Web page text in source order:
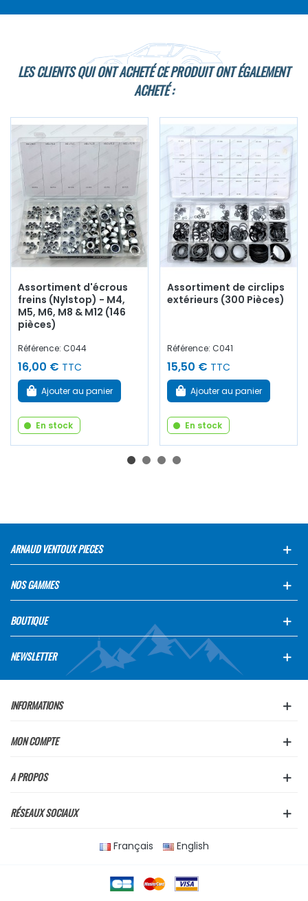
LES CLIENTS QUI ONT ACHETÉ CE PRODUIT ONT ÉGALEMENT
ACHETÉ :
Assortiment d'écrous
freins (Nylstop) - M4,
M5, M6, M8 & M12 (146
pièces)
Référence: C044
16,00 € TTC
Ajouter au panier
En stock
Assortiment de circlips
extérieurs (300 Pièces)
Référence: C041
15,50 € TTC
Ajouter au panier
En stock
ARNAUD VENTOUX PIECES
NOS GAMMES
BOUTIQUE
NEWSLETTER
INFORMATIONS
MON COMPTE
A PROPOS
RÉSEAUX SOCIAUX
Français English